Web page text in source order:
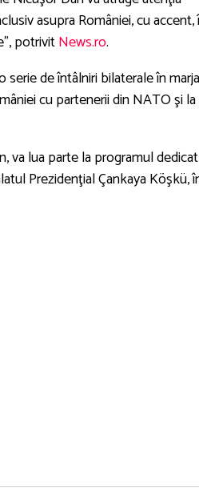
asupra României, cu accent,
potrivitNews.ro.
de întâlniri bilaterale în marja
cu partenerii din NATO şi la
va lua parte la programul dedicat
Prezidenţial Çankaya Köşkü,